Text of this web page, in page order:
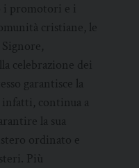
i promotori e i
cristiane, le
celebrazione dei
garantisce la
infatti, continua a
la sua
ordinato e
Più